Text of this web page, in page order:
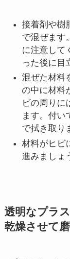
接着剤や樹
で混ぜます
に注意して
った後に目
混ぜた材料
の中に材料
ビの周りに
ます。付い
で拭き取り
材料がヒビ
進みましょ
透明なプラ
乾燥させて磨